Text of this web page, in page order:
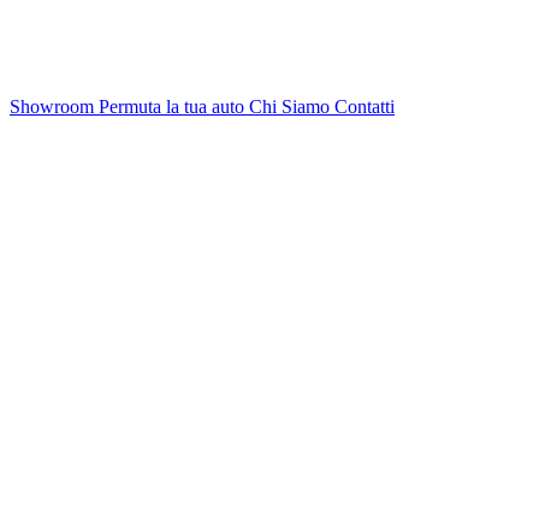
Showroom Permuta la tua auto Chi Siamo Contatti